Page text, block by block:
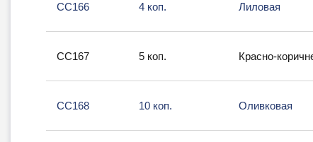
СС166 4 коп. Лиловая
СС167 5 коп. Красно-
СС168 10 коп. Оливковая